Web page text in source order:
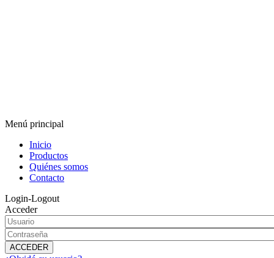
Menú principal
Inicio
Productos
Quiénes somos
Contacto
Login-Logout
Acceder